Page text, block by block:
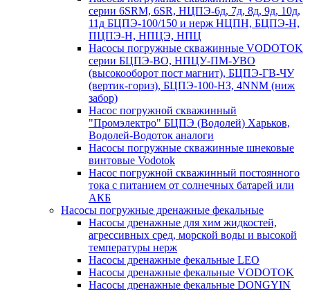
серии 6SRM, 6SR, НЦПЭ-6д, 7д, 8д, 9д, 10д,
11д БЦПЭ-100/150 и нерж НЦПН, БЦПЭ-Н,
ПЦПЭ-Н, НПЦЭ, НПЦ
Насосы погружные скважинные VODOTOK
серии БЦПЭ-ВО, НПЦУ-ПМ-УВО
(высокооборот пост магнит), БЦПЭ-ГВ-ЧУ
(вертик-гориз), БЦПЭ-100-НЗ, 4NNM (ниж
забор)
Насос погружной скважинный
"Промэлектро" БЦПЭ (Водолей) Харьков,
Водолей-Водоток аналоги
Насосы погружные скважинные шнековые
винтовые Vodotok
Насос погружной скважинный постоянного
тока с питанием от солнечных батарей или
АКБ
Насосы погружные дренажные фекальные
Насосы дренажные для хим жидкостей,
агрессивных сред, морской воды и высокой
температуры нерж
Насосы дренажные фекальные LEO
Насосы дренажные фекальные VODOTOK
Насосы дренажные фекальные DONGYIN